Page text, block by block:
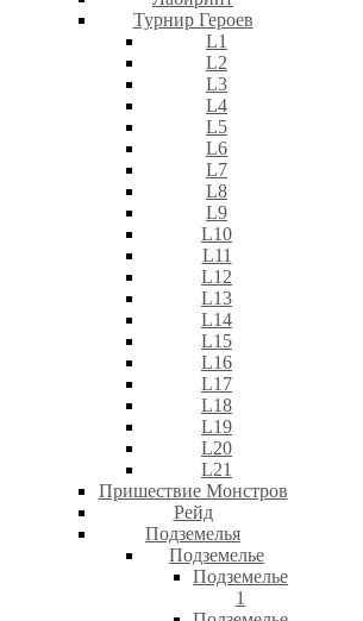
Турнир Героев
L1
L2
L3
L4
L5
L6
L7
L8
L9
L10
L11
L12
L13
L14
L15
L16
L17
L18
L19
L20
L21
Пришествие Монстров
Рейд
Подземелья
Подземелье
Подземелье
1